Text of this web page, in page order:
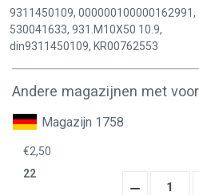
9311450109, 000000100000162991,
530041633, 931.M10X50 10.9,
din9311450109, KR00762553
Andere magazijnen met
Magazijn 1758
€2,50
22
Hoeveelheid